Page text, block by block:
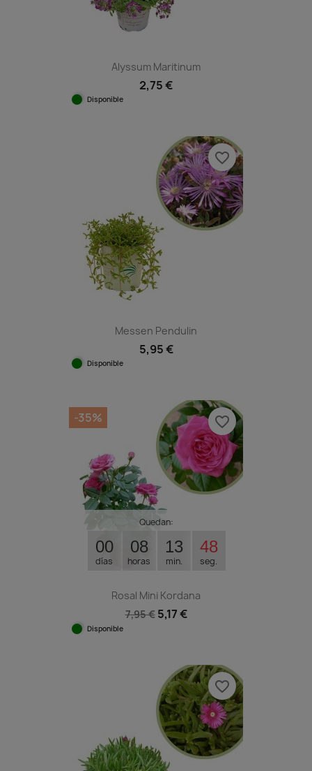
Alyssum Maritinum
2,75 €
Disponible
Messen Pendulin
5,95 €
Disponible
favorite_border
Quedan:
00
días
08
horas
13
min.
47
seg.
Rosal Mini Kordana
7,95 € 5,17 €
Disponible
-35% favorite_border
favorite_border